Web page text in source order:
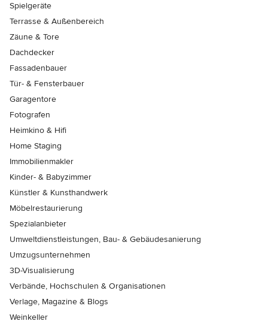
Spielgeräte
Terrasse & Außenbereich
Zäune & Tore
Dachdecker
Fassadenbauer
Tür- & Fensterbauer
Garagentore
Fotografen
Heimkino & Hifi
Home Staging
Immobilienmakler
Kinder- & Babyzimmer
Künstler & Kunsthandwerk
Möbelrestaurierung
Spezialanbieter
Umweltdienstleistungen, Bau- & Gebäudesanierung
Umzugsunternehmen
3D-Visualisierung
Verbände, Hochschulen & Organisationen
Verlage, Magazine & Blogs
Weinkeller